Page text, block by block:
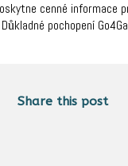
cenné informace
pochopení
Share this post